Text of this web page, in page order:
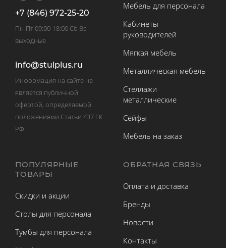
+7 (846) 972-25-20
Пн-Пт 09:00-18:00 Сб-Вс
выходные
info@stulplus.ru
Информация на сайте не
является публичной
офертой, определяемой
положениями Статьи 437 ГК
РФ.
Мебель для персонала
Кабинеты
руководителей
Мягкая мебель
Металлическая мебель
Стеллажи
металлические
Сейфы
Мебель на заказ
ПОПУЛЯРНЫЕ
ТОВАРЫ
Скидки и акции
Столы для персонала
Тумбы для персонала
ОБРАТНАЯ СВЯЗЬ
Оплата и доставка
Бренды
Новости
Контакты